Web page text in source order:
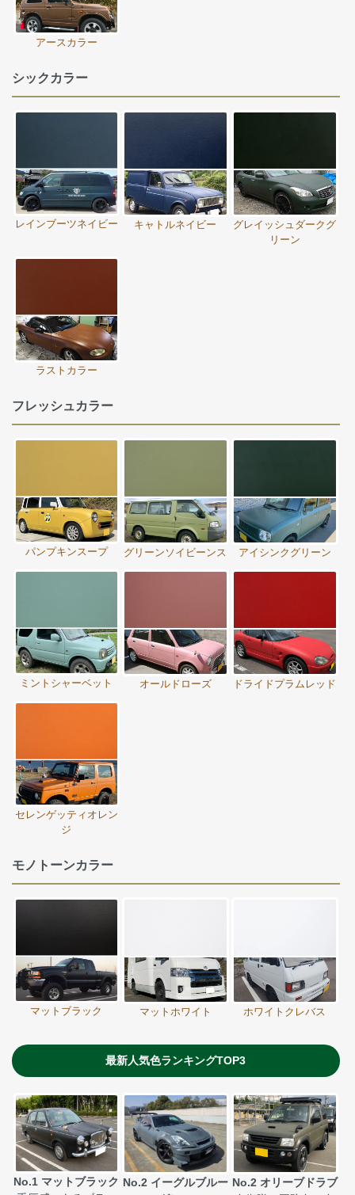
アースカラー
シックカラー
レインブーツネイビー キャトルネイビー
グレイッシュダークグ
リーン
ラストカラー
フレッシュカラー
パンプキンスープ グリーンソイビーンス アイシンクグリーン
ミントシャーベット オールドローズ ドライドプラムレッド
セレンゲッティオレン
ジ
モノトーンカラー
マットブラック マットホワイト ホワイトクレバス
最新人気色ランキングTOP3
No.1 マットブラック No.2 イーグルブルー No.2 オリーブドラブ